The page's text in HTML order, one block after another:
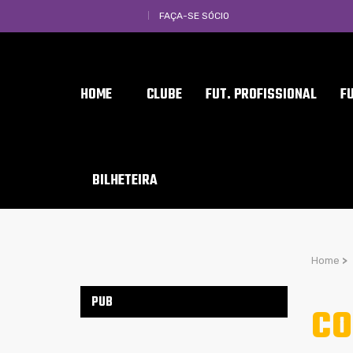
FAÇA-SE SÓCIO
HOME CLUBE FUT. PROFISSIONAL
BILHETEIRA
Home >
PUB